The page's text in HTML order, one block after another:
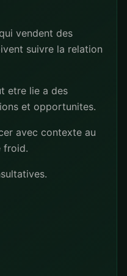
vendent des
suivre la relation
etre lie a des
et opportunites.
avec contexte au
froid.